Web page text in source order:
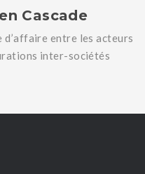
Cascade
entre les acteurs
inter-sociétés